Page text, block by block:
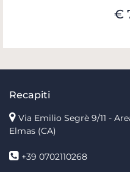
€
Recapiti
Via Emilio Segrè 9/11 -
Elmas (CA)
+39 0702110268